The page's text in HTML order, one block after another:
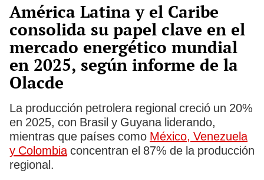
América Latina y el Caribe
consolida su papel clave en el
mercado energético mundial
en 2025, según informe de la
Olacde
La producción petrolera regional creció un 20%
en 2025, con Brasil y Guyana liderando,
mientras que países como México, Venezuela
y Colombiaconcentran el 87% de la producción
regional.